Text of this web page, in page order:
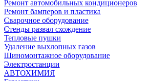
Ремонт автомобильных кондиционеров
Ремонт бамперов и пластика
Сварочное оборудование
Стенды развал схождение
Тепловые пушки
Удаление выхлопных газов
Шиномонтажное оборудование
Электростанции
АВТОХИМИЯ